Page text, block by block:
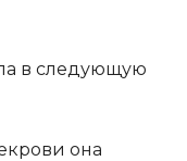
в следующую
она